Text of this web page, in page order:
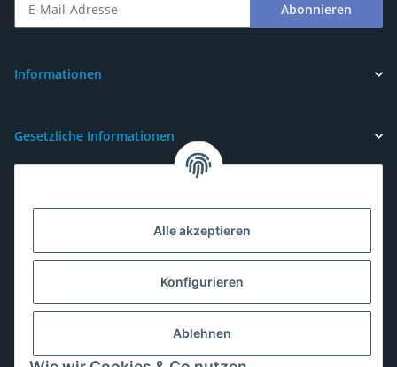
Alle akzeptieren
Konfigurieren
Ablehnen
Abonnieren
Informationen
Gesetzliche Informationen